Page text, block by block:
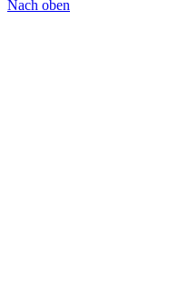
Nach oben